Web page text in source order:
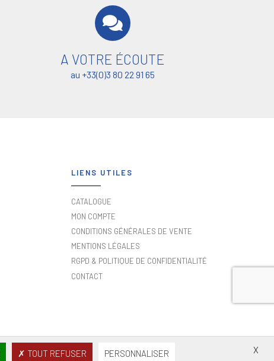
A VOTRE ÉCOUTE
au +33(0)3 80 22 91 65
LIENS UTILES
CATALOGUE
MON COMPTE
CONDITIONS GÉNÉRALES DE VENTE
MENTIONS LÉGALES
RGPD & POLITIQUE DE CONFIDENTIALITÉ
CONTACT
X
TOUT REFUSER PERSONNALISER